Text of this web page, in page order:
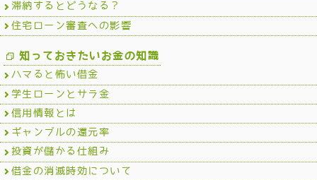
滞納するとどうなる？
住宅ローン審査への影響
知っておきたいお金の知識
ハマると怖い借金
学生ローンとサラ金
信用情報とは
ギャンブルの還元率
投資が儲かる仕組み
借金の消滅時効について